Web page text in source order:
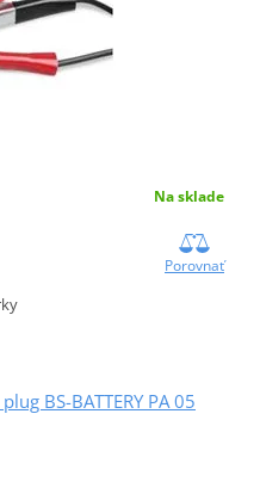
Na sklade
Porovnať
BS-BATTERY PA 05